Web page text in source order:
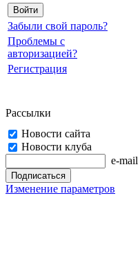
Забыли свой пароль?
Проблемы с
авторизацией?
Регистрация
Рассылки
Новости сайта
Новости клуба
e-mail
Изменение параметров